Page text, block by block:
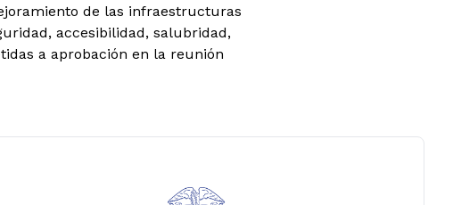
de las infraestructuras
accesibilidad, salubridad,
a aprobación en la reunión